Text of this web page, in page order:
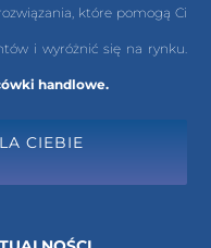
które pomogą Ci
i wyróżnić się na rynku.
handlowe.
CIEBIE